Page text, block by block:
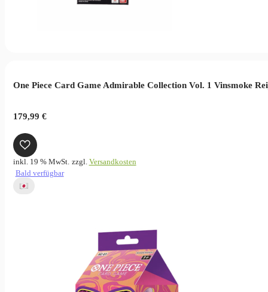
One Piece Card Game Admirable Collection Vol. 1 Vinsmoke
179,99 €
inkl. 19 % MwSt. zzgl. Versandkosten
Bald verfügbar